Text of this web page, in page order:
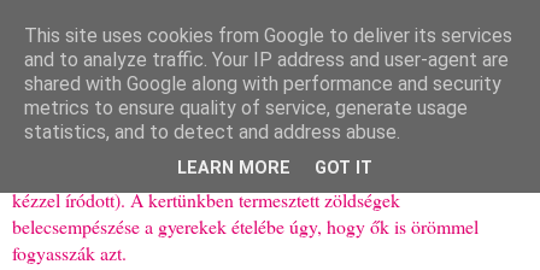
Ízőrző
Kisgyerekes család kipróbált, többnyire egészséges ételeket
bemutató receptjei a mindennapokra (mert a papírfecniket folyton
elhagyom) és gyerekeimnek ajándékba (mint régen, csak ez nem
kézzel íródott). A kertünkben termesztett zöldségek
belecsempészése a gyerekek ételébe úgy, hogy ők is örömmel
fogyasszák azt.
This site uses cookies from Google to deliver its services
and to analyze traffic. Your IP address and user-agent are
shared with Google along with performance and security
metrics to ensure quality of service, generate usage
statistics, and to detect and address abuse.
LEARN MORE GOT IT